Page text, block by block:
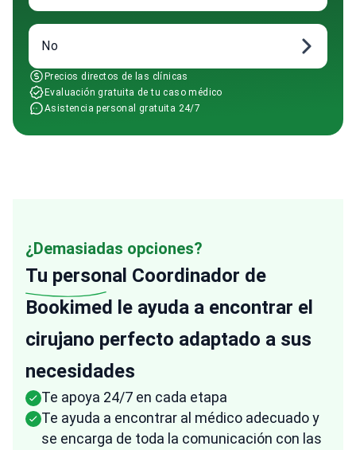
No
Precios directos de las clínicas
Evaluación gratuita de tu caso médico
Asistencia personal gratuita 24/7
¿Demasiadas opciones?
Tu personal Coordinador de
Bookimed le ayuda a encontrar el
cirujano perfecto adaptado a sus
necesidades
Te apoya 24/7 en cada etapa
Te ayuda a encontrar al médico adecuado y
se encarga de toda la comunicación con las